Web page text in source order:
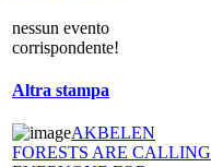
nessun evento
corrispondente!
Altra stampa
AKBELEN
FORESTS ARE CALLING